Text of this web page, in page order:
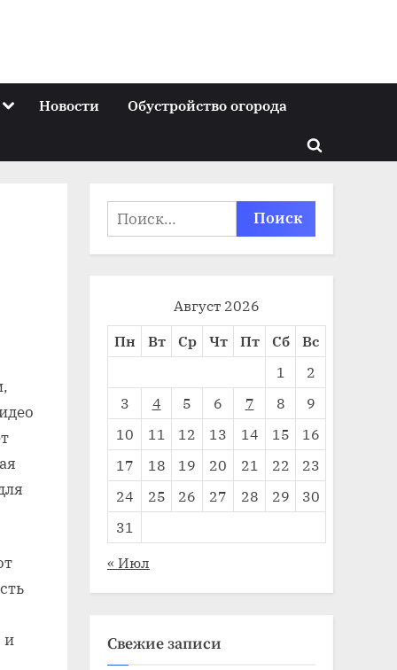
ToggleНовости Обустройство огорода
Toggle
form
и
Найти:
Август 2026
Пн
Вт Ср Чт Пт Сб
Вс
1
2
3
4 5 6 7 8
9
10
11 12 13 14 15
16
17
18 19 20 21 22
23
24
25 26 27 28 29
30
31
« Июл
Свежие записи